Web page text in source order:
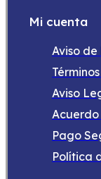
Mi cuenta
Aviso
Aviso
Pago
Política